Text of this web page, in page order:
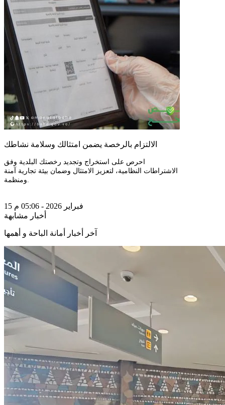
الالتزام بالرخصة يضمن امتثالك وسلامة نشاطك
احرص على استخراج وتجديد رخصتك البلدية وفق
الاشتراطات النظامية، لتعزيز الامتثال وضمان بيئة تجارية آمنة
ومنظمة.
15 فبراير 2026 - 05:06 م
أخبار مشابهة
آخر أخبار أمانة الباحة و أهمها